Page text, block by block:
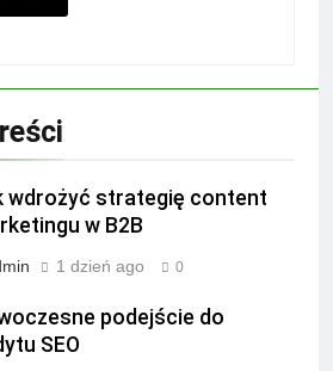
wdrożyć strategię content
w B2B
1 dzień ago 0
podejście do
SEO